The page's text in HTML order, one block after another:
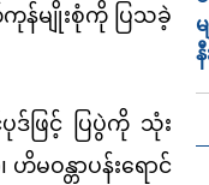
န်မျိုးစုံကို ပြသခဲ့
ဖြင့် ပြပွဲကို သုံး
ဝန္တာပန်းရောင်
နီ